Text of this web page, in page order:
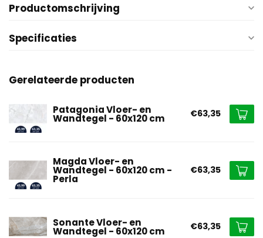
Productomschrijving
Specificaties
Gerelateerde producten
Patagonia Vloer- en
Wandtegel - 60x120 cm €63,35
Magda Vloer- en
Wandtegel - 60x120 cm -
Perla
€63,35
Sonante Vloer- en
Wandtegel - 60x120 cm €63,35